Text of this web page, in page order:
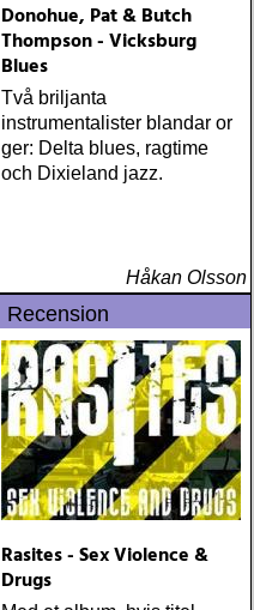
Donohue, Pat & Butch
Thompson - Vicksburg
Blues
Två briljanta
instrumentalister blandar or
ger: Delta blues, ragtime
och Dixieland jazz.
Håkan Olsson
Recension
Rasites - Sex Violence &
Drugs